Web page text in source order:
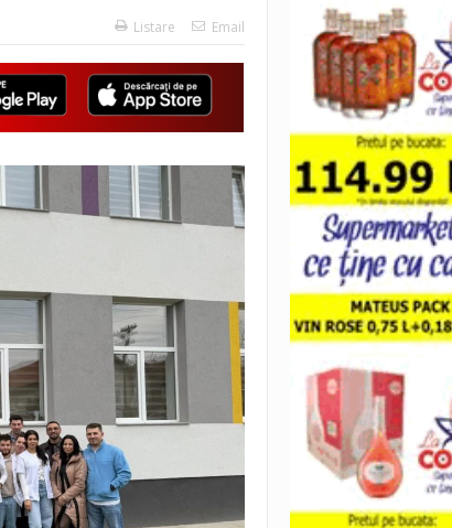
Listare Email